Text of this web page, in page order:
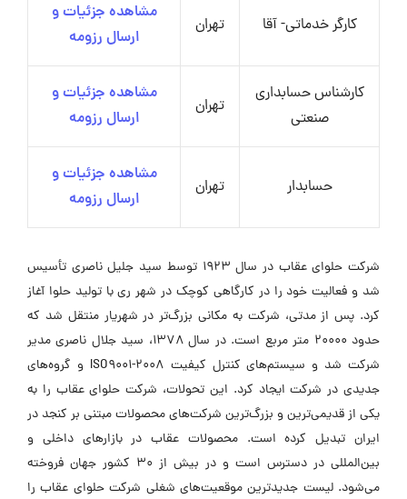
کارگر خدماتی- آقا تهران
مشاهده جزئیات و
ارسال رزومه
کارشناس حسابداری
صنعتی
تهران
مشاهده جزئیات و
ارسال رزومه
حسابدار تهران
مشاهده جزئیات و
ارسال رزومه
شرکت حلوای عقاب در سال ۱۹۲۳ توسط سید جلیل ناصری تأسیس
شد و فعالیت خود را در کارگاهی کوچک در شهر ری با تولید حلوا آغاز
کرد. پس از مدتی، شرکت به مکانی بزرگ‌تر در شهریار منتقل شد که
حدود ۲۰۰۰۰ متر مربع است. در سال ۱۳۷۸، سید جلال ناصری مدیر
شرکت شد و سیستم‌های کنترل کیفیت ISO9001-2008 و گروه‌های
جدیدی در شرکت ایجاد کرد. این تحولات، شرکت حلوای عقاب را به
یکی از قدیمی‌ترین و بزرگ‌ترین شرکت‌های محصولات مبتنی بر کنجد در
ایران تبدیل کرده است. محصولات عقاب در بازارهای داخلی و
بین‌المللی در دسترس است و در بیش از ۳۰ کشور جهان فروخته
می‌شود. لیست جدیدترین موقعیت‌های شغلی شرکت حلوای عقاب را